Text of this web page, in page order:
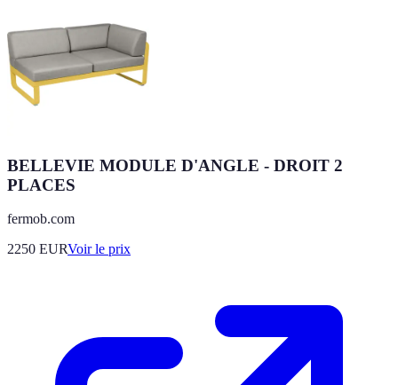
BELLEVIE MODULE D'ANGLE - DROIT 2
PLACES
fermob.com
2250 EURVoir le prix